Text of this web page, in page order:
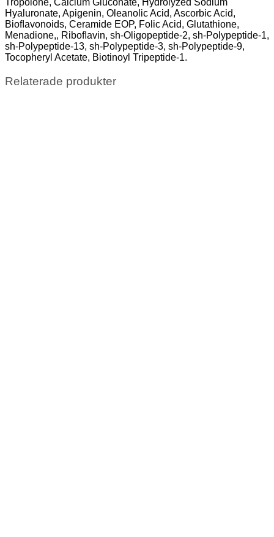
Hyaluronate, Apigenin, Oleanolic Acid, Ascorbic Acid,
Bioﬂavonoids, Ceramide EOP, Folic Acid, Glutathione,
Menadione,, Riboﬂavin, sh-Oligopeptide-2, sh-Polypeptide-1,
sh-Polypeptide-13, sh-Polypeptide-3, sh-Polypeptide-9,
Tocopheryl Acetate, Biotinoyl Tripeptide-1.
Relaterade produkter